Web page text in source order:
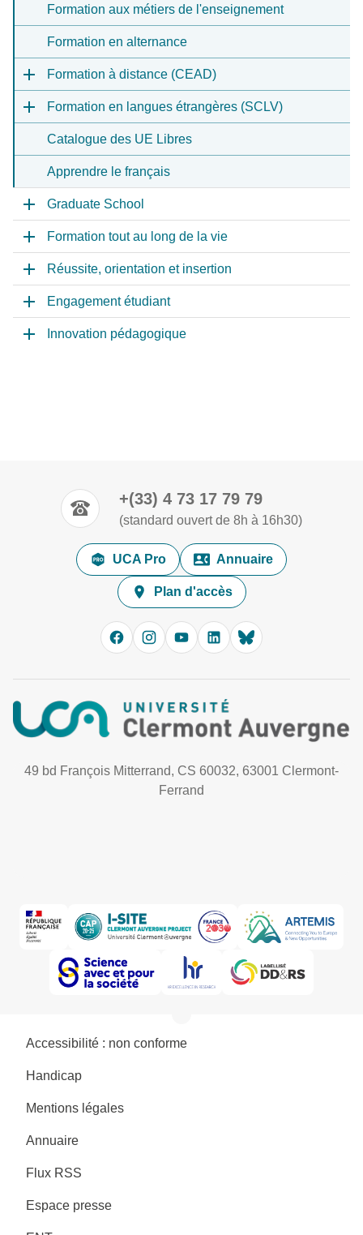
Formation aux métiers de l'enseignement
Formation en alternance
Formation à distance (CEAD)
Formation en langues étrangères (SCLV)
Catalogue des UE Libres
Apprendre le français
Graduate School
Formation tout au long de la vie
Réussite, orientation et insertion
Engagement étudiant
Innovation pédagogique
+(33) 4 73 17 79 79
(standard ouvert de 8h à 16h30)
UCA Pro Annuaire
Plan d'accès
49 bd François Mitterrand, CS 60032, 63001 Clermont-
Ferrand
Accessibilité : non conforme
Handicap
Mentions légales
Annuaire
Flux RSS
Espace presse